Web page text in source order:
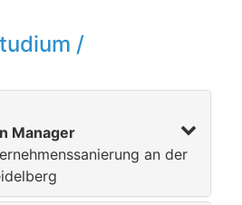
/
Manager
an der